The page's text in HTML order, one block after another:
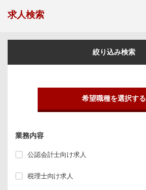
求人検索
絞り込み検索
希望職種を選択する
業務内容
公認会計士向け求人
税理士向け求人